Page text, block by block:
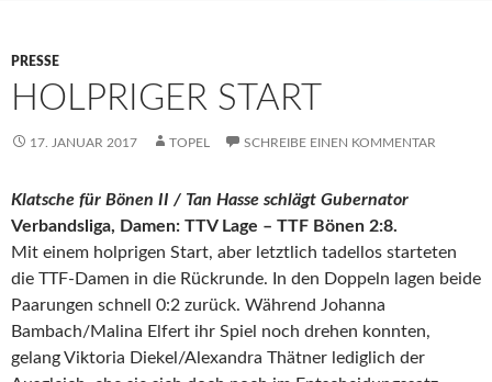
PRESSE
HOLPRIGER START
17. JANUAR 2017 TOPEL SCHREIBE EINEN KOMMENTAR
Klatsche für Bönen II / Tan Hasse schlägt Gubernator
Verbandsliga, Damen: TTV Lage – TTF Bönen 2:8.
Mit einem holprigen Start, aber letztlich tadellos starteten
die TTF-Damen in die Rückrunde. In den Doppeln lagen beide
Paarungen schnell 0:2 zurück. Während Johanna
Bambach/Malina Elfert ihr Spiel noch drehen konnten,
gelang Viktoria Diekel/Alexandra Thätner lediglich der